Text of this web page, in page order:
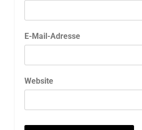
E-Mail-Adresse
Website